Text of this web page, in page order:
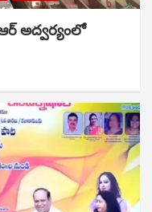
అద్వర్యంలో